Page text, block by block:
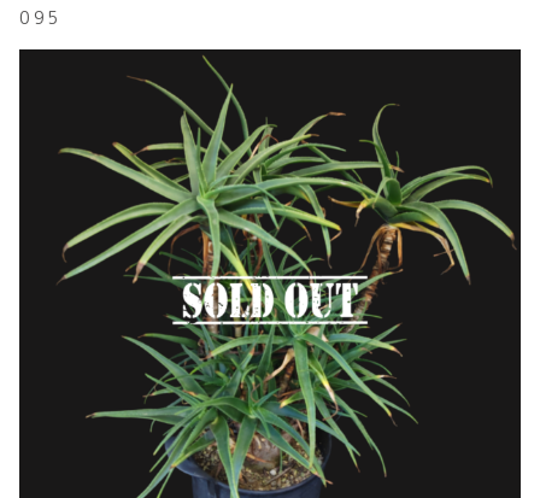
095